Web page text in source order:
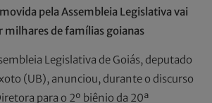
pela Assembleia Legislativa vai
milhares de famílias goianas
Legislativa de Goiás, deputado
(UB), anunciou, durante o discurso
para o 2º biênio da 20ª